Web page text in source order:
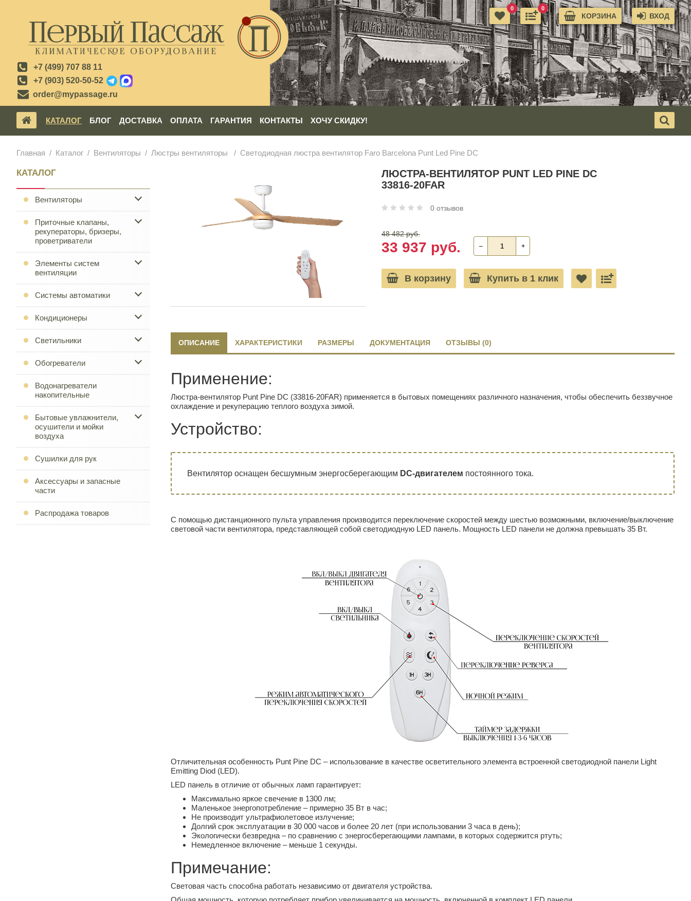
+7 (499) 707 88 11
+7 (903) 520-50-52
order@mypassage.ru
ВХОД
КОРЗИНА
0
0
КАТАЛОГ БЛОГ ДОСТАВКА ОПЛАТА ГАРАНТИЯ КОНТАКТЫ ХОЧУ СКИДКУ!
Главная Каталог Вентиляторы Люстры вентиляторы Светодиодная люстра вентилятор Faro Barcelona Punt Led Pine DC
КАТАЛОГ
Вентиляторы
Приточные клапаны,
рекуператоры, бризеры,
проветриватели
Элементы систем
вентиляции
Системы автоматики
Кондиционеры
Светильники
Обогреватели
Водонагреватели
накопительные
Бытовые увлажнители,
осушители и мойки
воздуха
Сушилки для рук
Аксессуары и запасные
части
Распродажа товаров
ЛЮСТРА-ВЕНТИЛЯТОР PUNT LED PINE DC
33816-20FAR
0 отзывов
48 482 руб.
33 937 руб. ‒ +
В корзину Купить в 1 клик
ОПИСАНИЕ ХАРАКТЕРИСТИКИ РАЗМЕРЫ ДОКУМЕНТАЦИЯ ОТЗЫВЫ (0)
Применение:
Люстра-вентилятор Punt Pine DC (33816-20FAR) применяется в бытовых помещениях различного назначения, чтобы обеспечить беззвучное
охлаждение и рекуперацию теплого воздуха зимой.
Устройство:
Вентилятор оснащен бесшумным энергосберегающим DC-двигателем постоянного тока.
С помощью дистанционного пульта управления производится переключение скоростей между шестью возможными, включение/выключение
световой части вентилятора, представляющей собой светодиодную LED панель. Мощность LED панели не должна превышать 35 Вт.
Отличительная особенность Punt Pine DC – использование в качестве осветительного элемента встроенной светодиодной панели Light
Emitting Diod (LED).
LED панель в отличие от обычных ламп гарантирует:
Максимально яркое свечение в 1300 лм;
Маленькое энергопотребление – примерно 35 Вт в час;
Не производит ультрафиолетовое излучение;
Долгий срок эксплуатации в 30 000 часов и более 20 лет (при использовании 3 часа в день);
Экологически безвредна – по сравнению с энергосберегающими лампами, в которых содержится ртуть;
Немедленное включение – меньше 1 секунды.
Примечание:
Световая часть способна работать независимо от двигателя устройства.